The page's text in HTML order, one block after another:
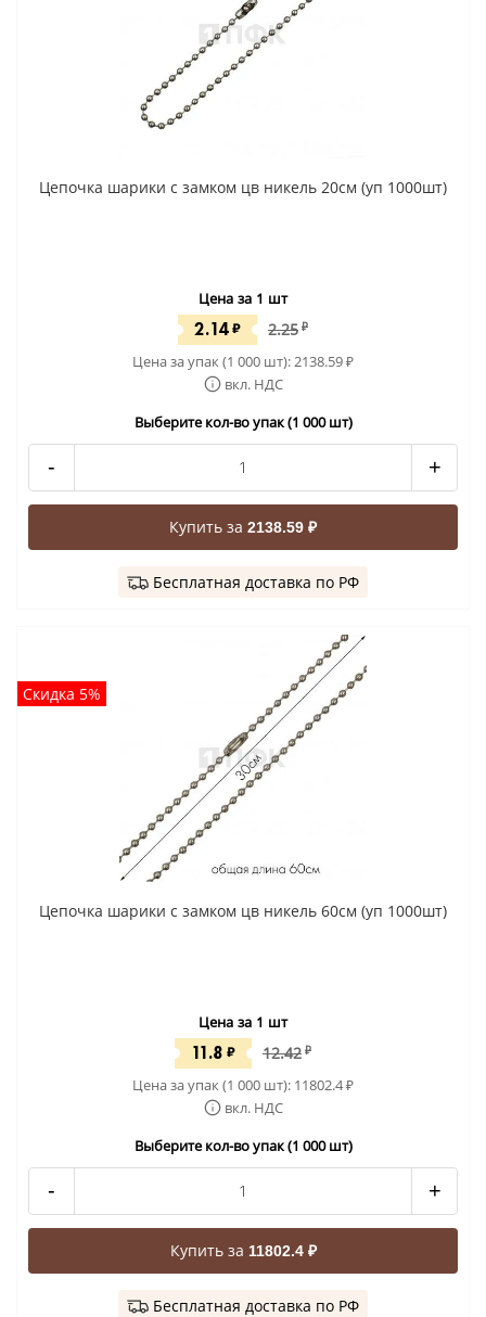
Цепочка шарики с замком цв никель 20см (уп 1000шт)
Цена за 1 шт
2.14₽ 2.25 ₽
Цена за упак (1 000 шт): 2138.59₽
вкл. НДС
Выберите кол-во упак (1 000 шт)
- +
Купить за 2138.59 ₽
Бесплатная доставка по РФ
Скидка 5%
Цепочка шарики с замком цв никель 60см (уп 1000шт)
Цена за 1 шт
11.8 ₽ 12.42 ₽
Цена за упак (1 000 шт): 11802.4₽
вкл. НДС
Выберите кол-во упак (1 000 шт)
- +
Купить за 11802.4 ₽
Бесплатная доставка по РФ